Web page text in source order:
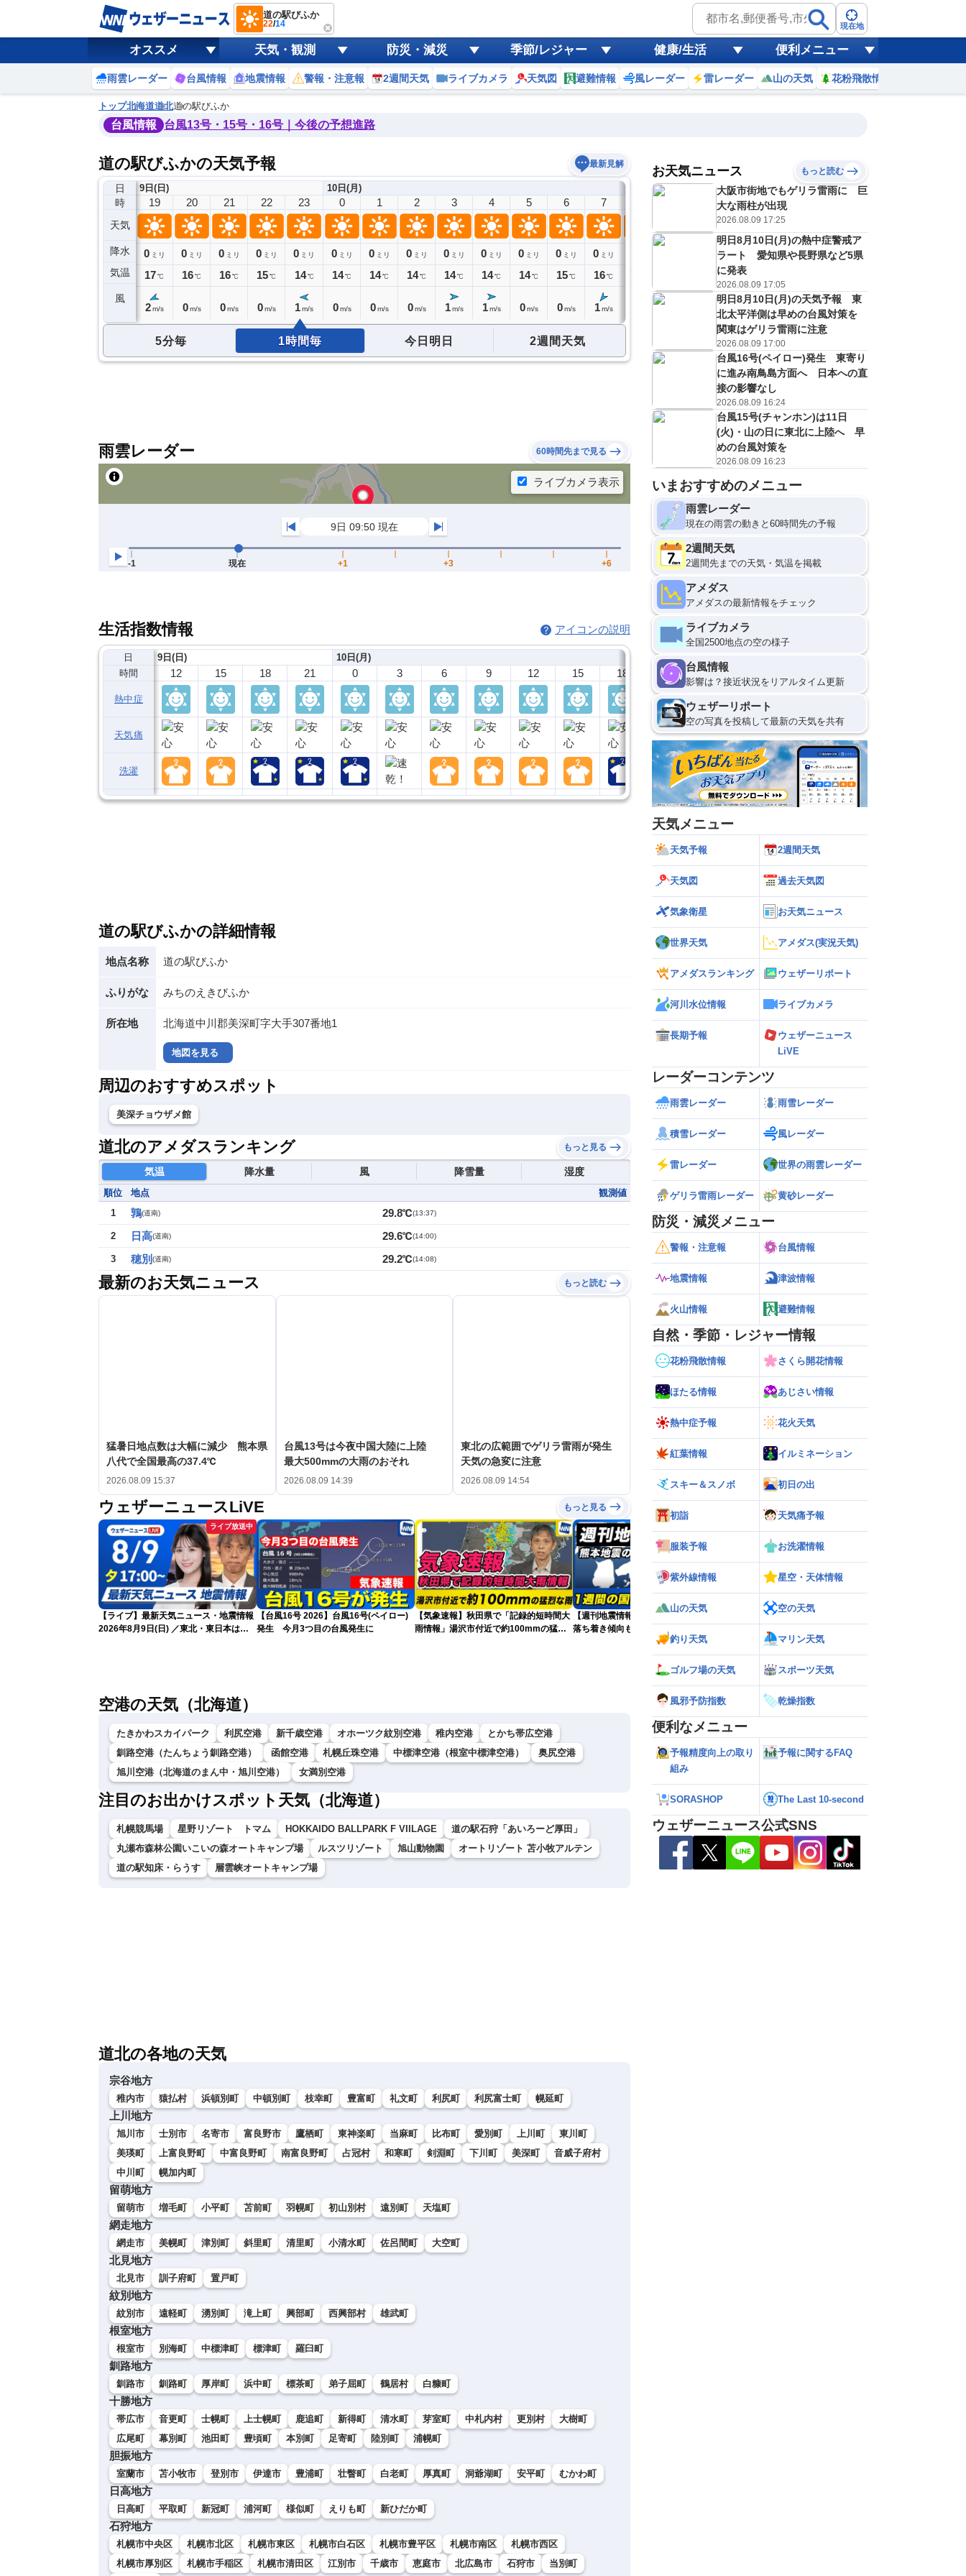
道の駅びふか
22/14 現在地
オススメ 天気・観測 防災・減災 季節/レジャー 健康/生活 便利メニュー
雨雲レーダー 台風情報 地震情報 警報・注意報 2週間天気 ライブカメラ 天気図 避難情報 風レーダー 雷レーダー 山の天気 花粉飛散情報
トップ北海道道北道の駅びふか
台風情報 台風13号・15号・16号｜今後の予想進路
道の駅びふかの天気予報 最新見解
日
時
天気
降水
気温
風
9日(日)
18
0ミリ
18℃
19
0 ミリ
17℃
2 m/s
20
0 ミリ
16℃
0 m/s
21
0 ミリ
16℃
0 m/s
22
0 ミリ
15℃
0 m/s
23
0 ミリ
14 ℃
1m/s
10日(月)
0
0 ミリ
14℃
0 m/s
1
0 ミリ
14℃
0 m/s
2
0 ミリ
14℃
0 m/s
3
0 ミリ
14℃
1 m/s
4
0 ミリ
14℃
1 m/s
5
0 ミリ
14℃
0 m/s
6
0 ミリ
15℃
0 m/s
7
0 ミリ
16℃
1 m/s
10
ミリ
℃
m/s
11
0 ミリ
22
3 m/s
12
0ミリ
4 m/s
0ミリ
4m/s
0ミリ
4
5分毎 1時間毎 今日明日 2週間天気
雨雲レーダー 60時間先まで見る
生活指数情報 アイコンの説明
日
時間
熱中症
天気痛
洗濯
9日(日)
12 15 18 21
10日(月)
0 3 6 9 12 15 18 21 0
道の駅びふかの詳細情報
地点名称 道の駅びふか
ふりがな みちのえきびふか
所在地 北海道中川郡美深町字大手307番地1
地図を見る
周辺のおすすめスポット
美深チョウザメ館
道北のアメダスランキング もっと見る
気温 降水量 風 降雪量 湿度
順位 地点
観測値
1
鶉(道南) 29.8℃(13:37)
2 日高(道南) 29.6℃(14:00)
3 穂別 (道南) 29.2℃(14:08)
最新のお天気ニュース もっと読む
猛暑日地点数は大幅に減少 熊本県
八代で全国最高の37.4℃
2026.08.09 15:37
台風13号は今夜中国大陸に上陸
最大500mmの大雨のおそれ
2026.08.09 14:39
東北の広範囲でゲリラ雷雨が発生
天気の急変に注意
2026.08.09 14:54
ウェザーニュースLiVE もっと見る
ライブ放送中
【ライブ】最新天気ニュース・地震情報
2026年8月9日(日) ／東北・東日本は急
【台風16号 2026】台風16号(ペイロー)
発生 今月3つ目の台風発生に
【気象速報】秋田県で「記録的短時間大
雨情報」湯沢市付近で約100mmの猛烈
【週刊地震情報】熊本地震の余震活動は
落ち着き傾向も…依然として震度5弱警
【熱帯低気圧情報 2026】台風16号発生
本への影響は？(9日 12時更新)
空港の天気（北海道）
たきかわスカイパーク 利尻空港 新千歳空港 オホーツク紋別空港 稚内空港
とかち帯広空港
釧路空港（たんちょう釧路空港）
函館空港 札幌丘珠空港 中標津空港（根室中標津空港）
奥尻空港
旭川空港（北海道のまん中・旭川空港）
女満別空港
注目のお出かけスポット天気（北海道）
札幌競馬場 星野リゾート トマム HOKKAIDO BALLPARK F VIILAGE
道の駅石狩「あいろーど厚田」
丸瀬布森林公園いこいの森オートキャンプ場
ルスツリゾート 旭山動物園
オートリゾート 苫小牧アルテン
道の駅知床・らうす
層雲峡オートキャンプ場
道北の各地の天気
宗谷地方
稚内市 猿払村 浜頓別町 中頓別町 枝幸町 豊富町 礼文町 利尻町 利尻富士町 幌延町
上川地方
旭川市 士別市 名寄市 富良野市 鷹栖町 東神楽町 当麻町 比布町 愛別町 上川町
東川町
美瑛町
上富良野町 中富良野町 南富良野町 占冠村 和寒町 剣淵町 下川町 美深町
音威子府村
中川町
幌加内町
留萌地方
留萌市 増毛町 小平町 苫前町 羽幌町 初山別村 遠別町 天塩町
網走地方
網走市 美幌町 津別町 斜里町 清里町 小清水町 佐呂間町 大空町
北見地方
北見市 訓子府町 置戸町
紋別地方
紋別市 遠軽町 湧別町 滝上町 興部町 西興部村 雄武町
根室地方
根室市 別海町 中標津町 標津町 羅臼町
釧路地方
釧路市 釧路町 厚岸町 浜中町 標茶町 弟子屈町 鶴居村 白糠町
十勝地方
帯広市 音更町 士幌町 上士幌町 鹿追町 新得町 清水町 芽室町 中札内村 更別村
大樹町
広尾町
幕別町 池田町 豊頃町 本別町 足寄町 陸別町 浦幌町
胆振地方
室蘭市 苫小牧市 登別市 伊達市 豊浦町 壮瞥町 白老町 厚真町 洞爺湖町 安平町 むかわ町
日高地方
日高町 平取町 新冠町 浦河町 様似町 えりも町 新ひだか町
石狩地方
札幌市中央区 札幌市北区 札幌市東区 札幌市白石区 札幌市豊平区 札幌市南区
札幌市西区
札幌市厚別区
札幌市手稲区 札幌市清田区 江別市 千歳市 恵庭市 北広島市 石狩市 当別町
お天気ニュース もっと読む
大阪市街地でもゲリラ雷雨に 巨
大な雨柱が出現
2026.08.09 17:25
明日8月10日(月)の熱中症警戒ア
ラート 愛知県や長野県など5県
に発表
2026.08.09 17:05
明日8月10日(月)の天気予報 東
北太平洋側は早めの台風対策を
関東はゲリラ雷雨に注意
2026.08.09 17:00
台風16号(ペイロー)発生 東寄り
に進み南鳥島方面へ 日本への直
接の影響なし
2026.08.09 16:24
台風15号(チャンホン)は11日
(火)・山の日に東北に上陸へ 早
めの台風対策を
2026.08.09 16:23
いまおすすめのメニュー
雨雲レーダー
現在の雨雲の動きと60時間先の予報
2週間天気
2週間先までの天気・気温を掲載
アメダス
アメダスの最新情報をチェック
ライブカメラ
全国2500地点の空の様子
台風情報
影響は？接近状況をリアルタイム更新
ウェザーリポート
空の写真を投稿して最新の天気を共有
天気メニュー
天気予報 2週間天気
天気図 過去天気図
気象衛星 お天気ニュース
世界天気 アメダス(実況天気)
アメダスランキング ウェザーリポート
河川水位情報 ライブカメラ
長期予報
ウェザーニュース
LiVE
レーダーコンテンツ
雨雲レーダー 雨雪レーダー
積雪レーダー 風レーダー
雷レーダー 世界の雨雲レーダー
ゲリラ雷雨レーダー 黄砂レーダー
防災・減災メニュー
警報・注意報 台風情報
地震情報 津波情報
火山情報 避難情報
自然・季節・レジャー情報
花粉飛散情報 さくら開花情報
ほたる情報 あじさい情報
熱中症予報 花火天気
紅葉情報 イルミネーション
スキー＆スノボ 初日の出
初詣 天気痛予報
服装予報 お洗濯情報
紫外線情報 星空・天体情報
山の天気 空の天気
釣り天気 マリン天気
ゴルフ場の天気 スポーツ天気
風邪予防指数 乾燥指数
便利なメニュー
予報精度向上の取り
組み
予報に関するFAQ
SORASHOP The Last 10-second
ウェザーニュース公式SNS